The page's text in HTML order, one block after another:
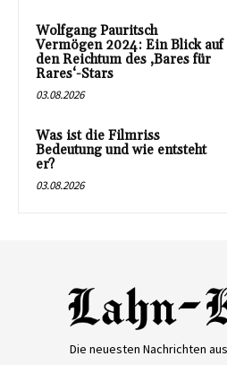
Wolfgang Pauritsch
Vermögen 2024: Ein Blick auf
den Reichtum des ‚Bares für
Rares‘-Stars
03.08.2026
Was ist die Filmriss
Bedeutung und wie entsteht
er?
03.08.2026
Die neuesten Nachrichten